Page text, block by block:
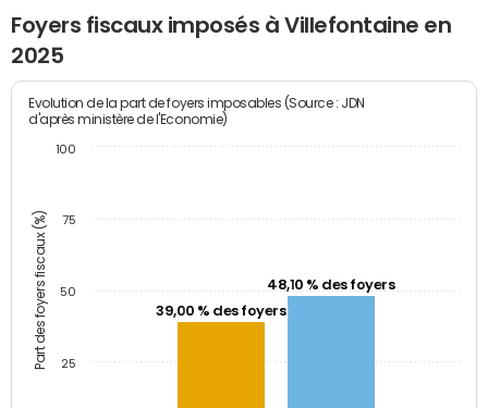
Foyers fiscaux imposés à Villefontaine en
2025
Part des foyers fiscaux (%)
Evolution de la part de foyers imposables (Source : JDN
d'après ministère de l'Economie)
39,00 % des foyers
48,10 % des foyers
25
50
75
100